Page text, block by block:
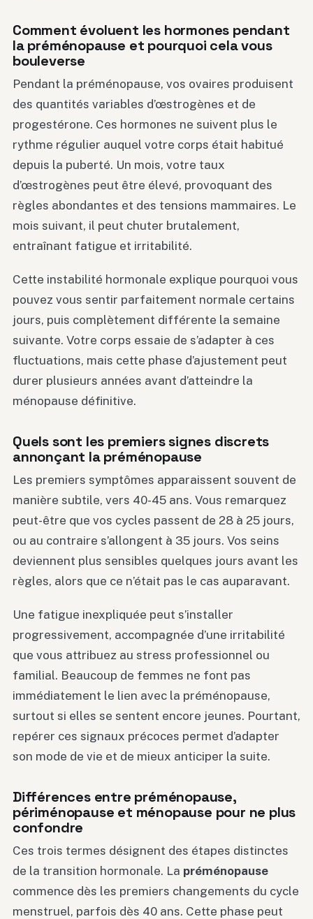
Comment évoluent les hormones pendant
la préménopause et pourquoi cela vous
bouleverse
Pendant la préménopause, vos ovaires produisent
des quantités variables d’œstrogènes et de
progestérone. Ces hormones ne suivent plus le
rythme régulier auquel votre corps était habitué
depuis la puberté. Un mois, votre taux
d’œstrogènes peut être élevé, provoquant des
règles abondantes et des tensions mammaires. Le
mois suivant, il peut chuter brutalement,
entraînant fatigue et irritabilité.
Cette instabilité hormonale explique pourquoi vous
pouvez vous sentir parfaitement normale certains
jours, puis complètement différente la semaine
suivante. Votre corps essaie de s’adapter à ces
fluctuations, mais cette phase d’ajustement peut
durer plusieurs années avant d’atteindre la
ménopause définitive.
Quels sont les premiers signes discrets
annonçant la préménopause
Les premiers symptômes apparaissent souvent de
manière subtile, vers 40-45 ans. Vous remarquez
peut-être que vos cycles passent de 28 à 25 jours,
ou au contraire s’allongent à 35 jours. Vos seins
deviennent plus sensibles quelques jours avant les
règles, alors que ce n’était pas le cas auparavant.
Une fatigue inexpliquée peut s’installer
progressivement, accompagnée d’une irritabilité
que vous attribuez au stress professionnel ou
familial. Beaucoup de femmes ne font pas
immédiatement le lien avec la préménopause,
surtout si elles se sentent encore jeunes. Pourtant,
repérer ces signaux précoces permet d’adapter
son mode de vie et de mieux anticiper la suite.
Différences entre préménopause,
périménopause et ménopause pour ne plus
confondre
Ces trois termes désignent des étapes distinctes
de la transition hormonale. La préménopause
commence dès les premiers changements du cycle
menstruel, parfois dès 40 ans. Cette phase peut